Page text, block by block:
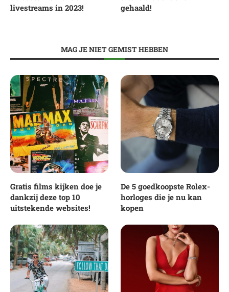
livestreams in 2023!
gehaald!
MAG JE NIET GEMIST HEBBEN
Gratis films kijken doe je
dankzij deze top 10
uitstekende websites!
De 5 goedkoopste Rolex-
horloges die je nu kan
kopen